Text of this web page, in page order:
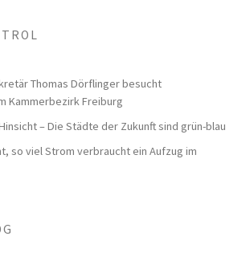
Thomas Dörflinger besucht
Kammerbezirk Freiburg
– Die Städte der Zukunft sind grün-blau
so viel Strom verbraucht ein Aufzug im